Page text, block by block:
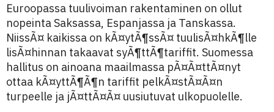
Euroopassa tuulivoiman rakentaminen on ollut
nopeinta Saksassa, Espanjassa ja Tanskassa.
NiissÃ¤ kaikissa on kÃ¤ytÃ¶ssÃ¤ tuulisÃ¤hkÃ¶lle
lisÃ¤hinnan takaavat syÃ¶ttÃ¶tariffit. Suomessa
hallitus on ainoana maailmassa pÃ¤Ã¤ttÃ¤nyt
ottaa kÃ¤yttÃ¶Ã¶n tariffit pelkÃ¤stÃ¤Ã¤n
turpeelle ja jÃ¤ttÃ¤Ã¤ uusiutuvat ulkopuolelle.